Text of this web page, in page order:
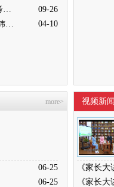
关于公布新沂市新教育实验项目工作室 考核结果的通知
09-26
教育无痕 润物无声 ——北沟中心小学陈炜炜老师教学侧记
04-10
more>
06-25
06-25
视频新